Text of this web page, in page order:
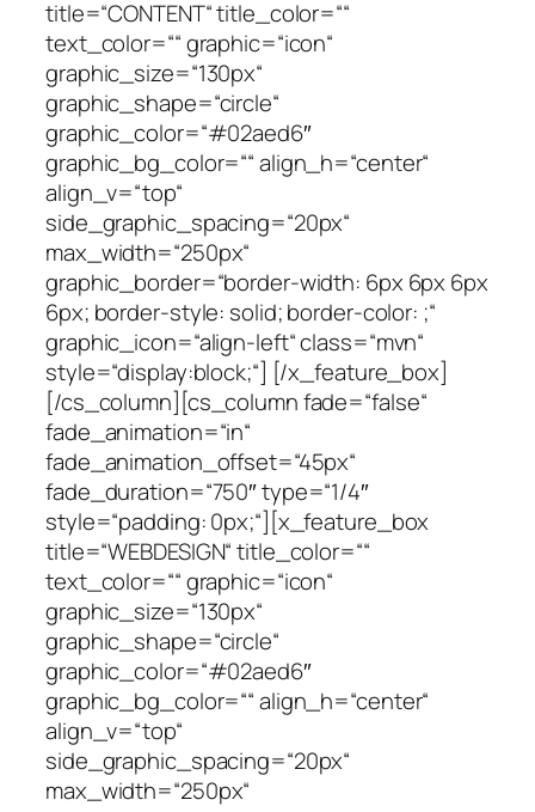
title=“CONTENT“ title_color=““
text_color=““ graphic=“icon“
graphic_size=“130px“
graphic_shape=“circle“
graphic_color=“#02aed6″
graphic_bg_color=““ align_h=“center“
align_v=“top“
side_graphic_spacing=“20px“
max_width=“250px“
graphic_border=“border-width: 6px 6px 6px
6px; border-style: solid; border-color: ;“
graphic_icon=“align-left“ class=“mvn“
style=“display:block;“] [/x_feature_box]
[/cs_column][cs_column fade=“false“
fade_animation=“in“
fade_animation_offset=“45px“
fade_duration=“750″ type=“1/4″
style=“padding: 0px;“][x_feature_box
title=“WEBDESIGN“ title_color=““
text_color=““ graphic=“icon“
graphic_size=“130px“
graphic_shape=“circle“
graphic_color=“#02aed6″
graphic_bg_color=““ align_h=“center“
align_v=“top“
side_graphic_spacing=“20px“
max_width=“250px“